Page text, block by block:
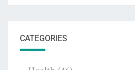
CATEGORIES